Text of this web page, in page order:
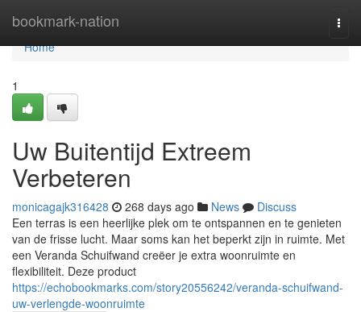
bookmark-nation
Home
Home
1
Uw Buitentijd Extreem
Verbeteren
monicagajk316428 268 days ago News
Discuss
Een terras is een heerlijke plek om te ontspannen en te genieten
van de frisse lucht. Maar soms kan het beperkt zijn in ruimte. Met
een Veranda Schuifwand creëer je extra woonruimte en
flexibiliteit. Deze product
https://echobookmarks.com/story20556242/veranda-schuifwand-
uw-verlengde-woonruimte